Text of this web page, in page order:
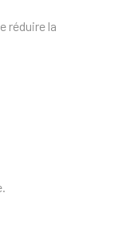
réduire la